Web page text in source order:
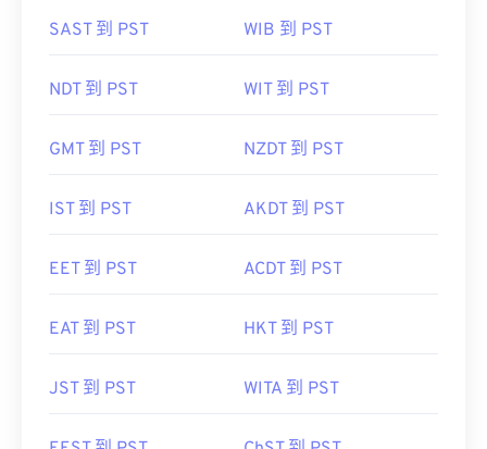
SAST 到 PST WIB 到 PST
NDT 到 PST WIT 到 PST
GMT 到 PST NZDT 到 PST
IST 到 PST AKDT 到 PST
EET 到 PST ACDT 到 PST
EAT 到 PST HKT 到 PST
JST 到 PST WITA 到 PST